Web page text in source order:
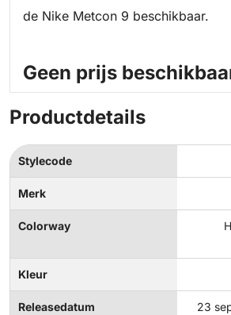
de Nike Metcon 9 beschikbaar.
Geen prijs
Productdetails
Stylecode
Merk
Colorway
Kleur
Releasedatum 23